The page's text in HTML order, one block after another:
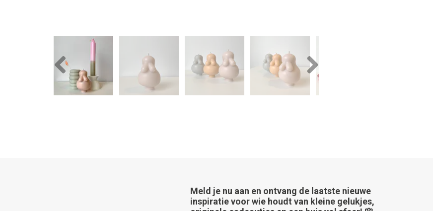
Previous Next
Meld je nu aan en ontvang de laatste nieuwe
inspiratie voor wie houdt van kleine gelukjes,